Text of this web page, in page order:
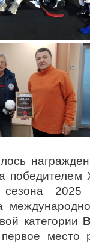
победителем
2025
категории
место